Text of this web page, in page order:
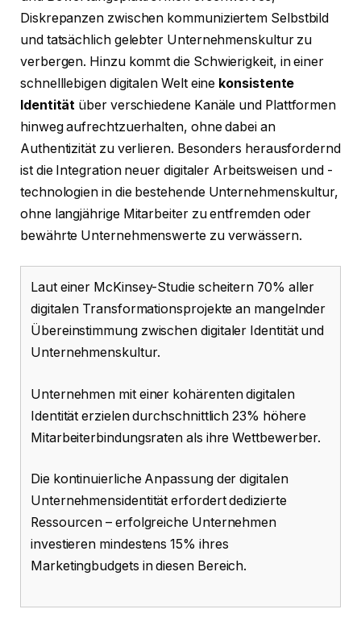
Diskrepanzen zwischen kommuniziertem Selbstbild
und tatsächlich gelebter Unternehmenskultur zu
verbergen. Hinzu kommt die Schwierigkeit, in einer
schnelllebigen digitalen Welt eine konsistente
Identität über verschiedene Kanäle und Plattformen
hinweg aufrechtzuerhalten, ohne dabei an
Authentizität zu verlieren. Besonders herausfordernd
ist die Integration neuer digitaler Arbeitsweisen und -
technologien in die bestehende Unternehmenskultur,
ohne langjährige Mitarbeiter zu entfremden oder
bewährte Unternehmenswerte zu verwässern.
Laut einer McKinsey-Studie scheitern 70% aller
digitalen Transformationsprojekte an mangelnder
Übereinstimmung zwischen digitaler Identität und
Unternehmenskultur.
Unternehmen mit einer kohärenten digitalen
Identität erzielen durchschnittlich 23% höhere
Mitarbeiterbindungsraten als ihre Wettbewerber.
Die kontinuierliche Anpassung der digitalen
Unternehmensidentität erfordert dedizierte
Ressourcen – erfolgreiche Unternehmen
investieren mindestens 15% ihres
Marketingbudgets in diesen Bereich.